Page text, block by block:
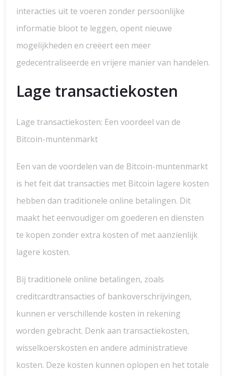
interacties uit te voeren zonder persoonlijke
informatie bloot te leggen, opent nieuwe
mogelijkheden en creëert een meer
gedecentraliseerde en vrijere manier van handelen.
Lage transactiekosten
Lage transactiekosten: Een voordeel van de
Bitcoin-muntenmarkt
Een van de voordelen van de Bitcoin-muntenmarkt
is het feit dat transacties met Bitcoin lagere kosten
hebben dan traditionele online betalingen. Dit
maakt het eenvoudiger om goederen en diensten
te kopen zonder extra kosten of met aanzienlijk
lagere kosten.
Bij traditionele online betalingen, zoals
creditcardtransacties of bankoverschrijvingen,
kunnen er verschillende kosten in rekening
worden gebracht. Denk aan transactiekosten,
wisselkoerskosten en andere administratieve
kosten. Deze kosten kunnen oplopen en het totale